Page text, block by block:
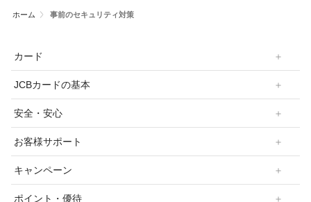
ホーム 事前のセキュリティ対策
カード
JCBカードの基本
安全・安心
お客様サポート
キャンペーン
ポイント・優待